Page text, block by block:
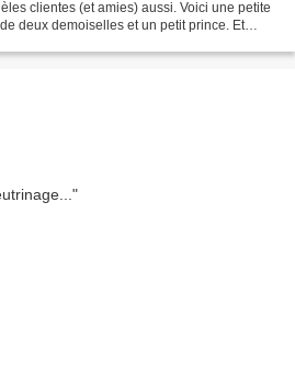
clientes (et amies) aussi. Voici une petite
deux demoiselles et un petit prince. Et